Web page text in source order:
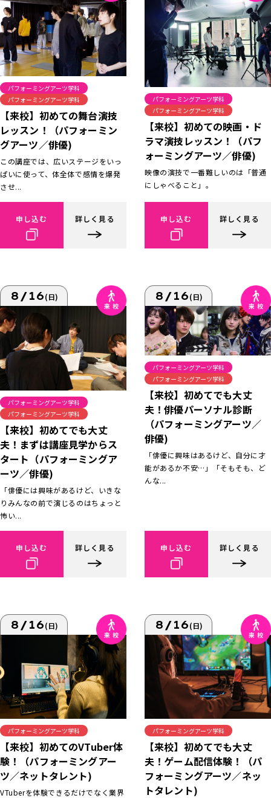
パフォーミングアーツ学科
パフォーミングアーツ学科
【来校】初めての舞台演技
レッスン！（パフォーミン
グアーツ／俳優)
この講座では、広いステージをいっ
ぱいに使って、体全体で感情を爆発
させ...
申し込む 詳しく見る
パフォーミングアーツ学科
パフォーミングアーツ学科
【来校】初めての映画・ド
ラマ演技レッスン！（パフ
ォーミングアーツ／俳優)
映像の演技で一番難しいのは「普通
にしゃべること」。
申し込む 詳しく見る
8/16(日)
パフォーミングアーツ学科
パフォーミングアーツ学科
【来校】初めてでも大丈
夫！まずは講座見学からス
タート（パフォーミングア
ーツ／俳優)
「俳優には興味があるけど、いきな
りみんなの前で演じるのはちょっと
怖い...
申し込む 詳しく見る
8/16(日)
パフォーミングアーツ学科
パフォーミングアーツ学科
【来校】初めてでも大丈
夫！俳優パーソナル診断
（パフォーミングアーツ／
俳優)
「俳優に興味はあるけど、自分に才
能があるか不安…」「そもそも、ど
んな...
申し込む 詳しく見る
8/16(日)
パフォーミングアーツ学科
【来校】初めてのVTuber体
験！（パフォーミングアー
ツ／ネットタレント)
VTuberを体験できるだけでなく業界
8/16(日)
パフォーミングアーツ学科
【来校】初めてでも大丈
夫！ゲーム配信体験！（パ
フォーミングアーツ／ネッ
トタレント)